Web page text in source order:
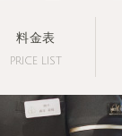
料金表
PRICE LIST